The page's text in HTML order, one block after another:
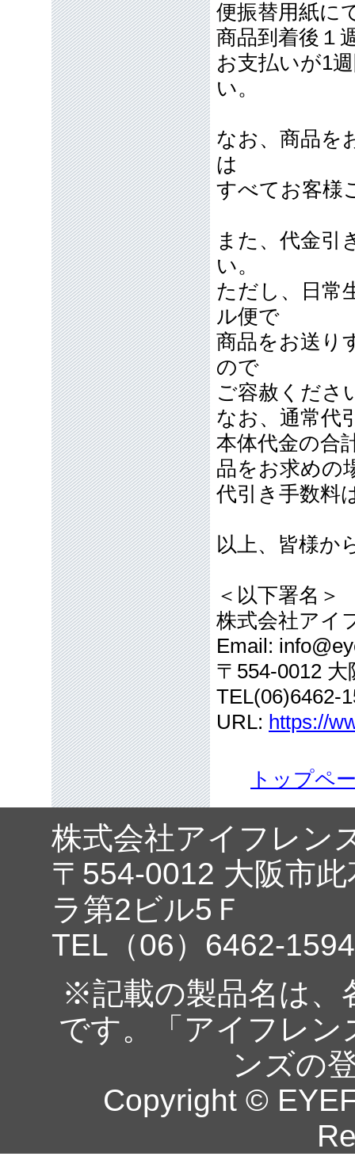
便振替用紙に
商品到着後１
お支払いが1
い。
なお、商品を
は
すべてお客様
また、代金引
い。
ただし、日常
ル便で
商品をお送り
ので
ご容赦くださ
なお、通常代
本体代金の合
品をお求めの
代引き手数料
以上、皆様か
＜以下署名＞
株式会社アイ
Email:
〒554-0012
TEL(06)6462-
URL: https://
トップペ
株式会社アイフレン
〒554-0012 大阪市
ラ第2ビル5Ｆ
TEL（06）6462-
※記載の製品名は、
です。「アイフレ
ンズの
Copyright ©